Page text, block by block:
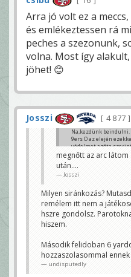
Arra jó volt ez a
és emlékeztessen rá
peches a szezonunk,
volna. Most így
jöhet! 😊
Josszi 4 877
Na,kezdünk beindulni.
9ers O az elején
védelmet,azóta
undisputedly
megnőtt az arc
után....
Josszi
Milyen siránkozás?
remélem itt nem a
hszre gondolsz.
hiszem.
Második felidoban 6
hozzaszolasommal
undisputedly